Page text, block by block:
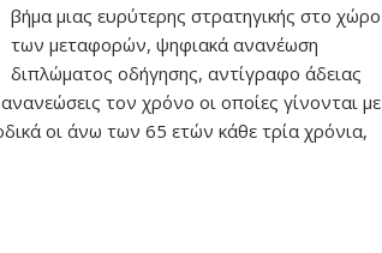
βήμα μιας ευρύτερης στρατηγικής στο χώρο
των μεταφορών, ψηφιακά ανανέωση
διπλώματος οδήγησης, αντίγραφο άδειας
τον χρόνο οι οποίες γίνονται με
οι άνω των 65 ετών κάθε τρία χρόνια,